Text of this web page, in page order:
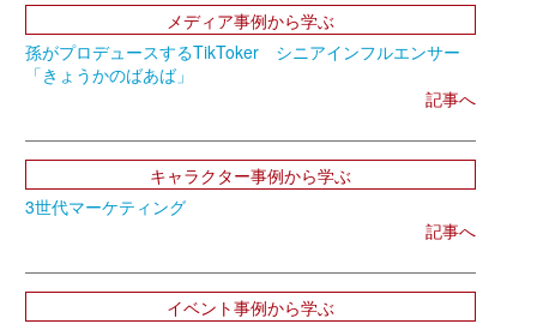
メディア事例から学ぶ
孫がプロデュースするTikToker シニアインフルエンサー
「きょうかのばあば」
記事へ
キャラクター事例から学ぶ
3世代マーケティング
記事へ
イベント事例から学ぶ